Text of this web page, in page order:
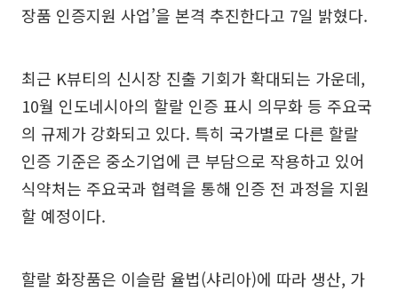
장품 인증지원 사업’을 본격 추진한다고 7일 밝혔다.
최근 K뷰티의 신시장 진출 기회가 확대되는 가운데,
10월 인도네시아의 할랄 인증 표시 의무화 등 주요국
의 규제가 강화되고 있다. 특히 국가별로 다른 할랄
인증 기준은 중소기업에 큰 부담으로 작용하고 있어
식약처는 주요국과 협력을 통해 인증 전 과정을 지원
할 예정이다.
할랄 화장품은 이슬람 율법(샤리아)에 따라 생산, 가